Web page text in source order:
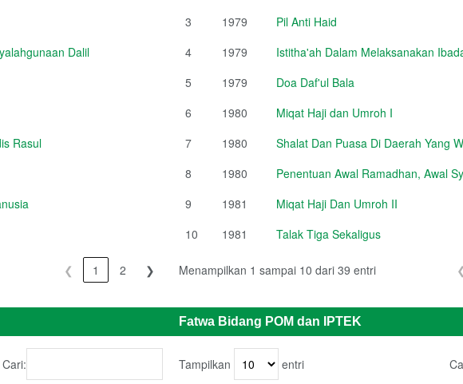
Dalil
Rasul
❮ 1 2 ❯
3
1979
Pil Anti Haid
4
1979
Istitha'ah Dalam Melaksanakan
5
1979
Doa Daf'ul Bala
6
1980
Miqat Haji dan Umroh I
7
1980
Shalat Dan Puasa Di Daerah Yang
8
1980
Penentuan Awal Ramadhan, Awal
9
1981
Miqat Haji Dan Umroh II
10
1981 Talak Tiga Sekaligus
Menampilkan 1 sampai 10 dari 39 entri ❮
Fatwa Bidang POM dan IPTEK
Cari: Tampilkan entri